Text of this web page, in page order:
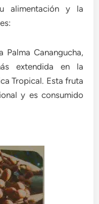
alimentación y la
Palma Canangucha,
extendida en la
Tropical. Esta fruta
y es consumido